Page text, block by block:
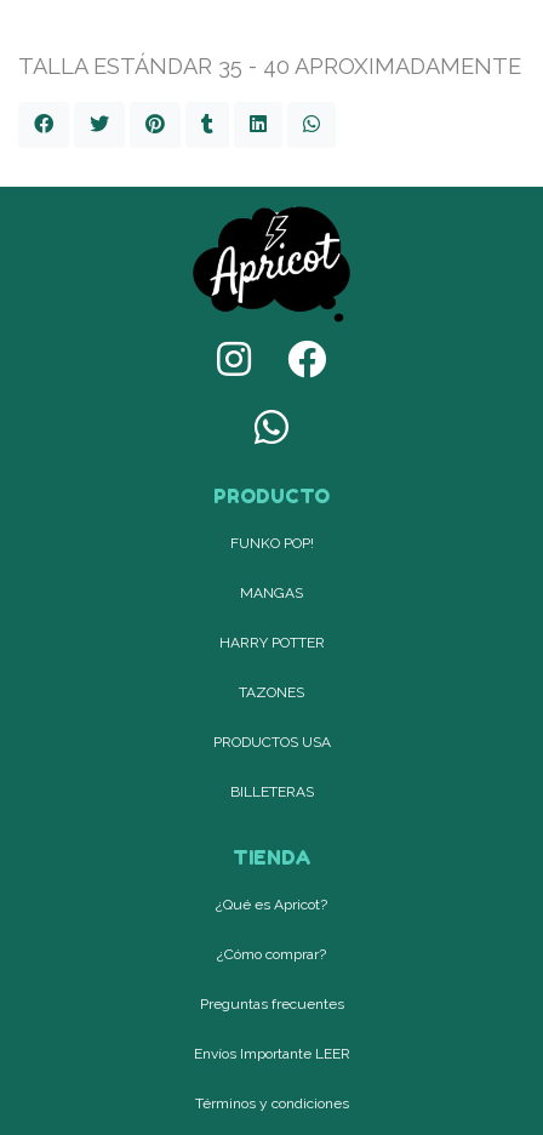
TALLA ESTÁNDAR 35 - 40 APROXIMADAMENTE
PRODUCTO
FUNKO POP!
MANGAS
HARRY POTTER
TAZONES
PRODUCTOS USA
BILLETERAS
TIENDA
¿Qué es Apricot?
¿Cómo comprar?
Preguntas frecuentes
Envíos Importante LEER
Términos y condiciones